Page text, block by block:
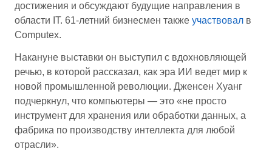
достижения и обсуждают будущие направления в
области IT. 61-летний бизнесмен также участвовал в
Computex.
Накануне выставки он выступил с вдохновляющей
речью, в которой рассказал, как эра ИИ ведет мир к
новой промышленной революции. Дженсен Хуанг
подчеркнул, что компьютеры — это «не просто
инструмент для хранения или обработки данных, а
фабрика по производству интеллекта для любой
отрасли».